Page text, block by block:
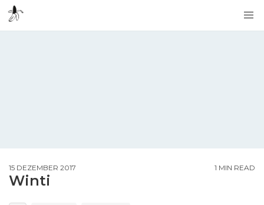
15 DEZEMBER 2017 1 MIN READ
Winti